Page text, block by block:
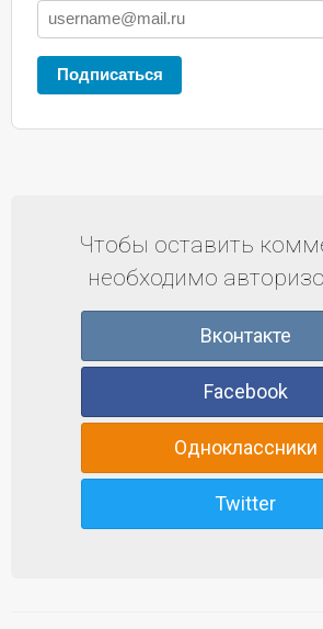
Подписаться
Чтобы оставить
необходимо
Вконтакте
Facebook
Одноклассники
Twitter